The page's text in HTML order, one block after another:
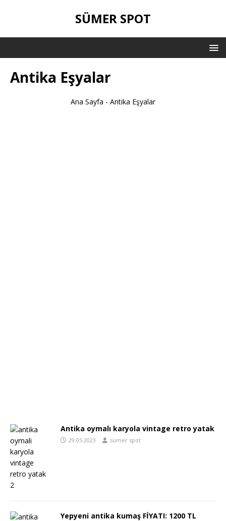
SÜMER SPOT
Antika Eşyalar
Ana Sayfa - Antika Eşyalar
Antika oymalı karyola vintage retro yatak
29.05.2023 sümer spot
Yepyeni antika kumaş FİYATI: 1200 TL